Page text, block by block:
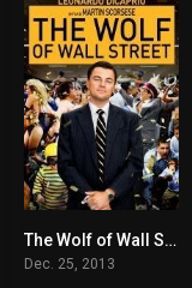
8.2The Wolf of Wall Street
Dec. 25, 2013